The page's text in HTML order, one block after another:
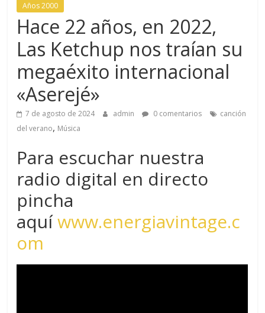
Con
Audio
en
VIVO
HE-
AACPlus
Años 2000
Hace 22 años, en 2022,
Las Ketchup nos traían su
megaéxito internacional
«Aserejé»
7 de agosto de 2024 admin 0 comentarios
canción
del verano, Música
Para escuchar nuestra
radio digital en directo
pincha
aquíwww.energiavintage.c
om